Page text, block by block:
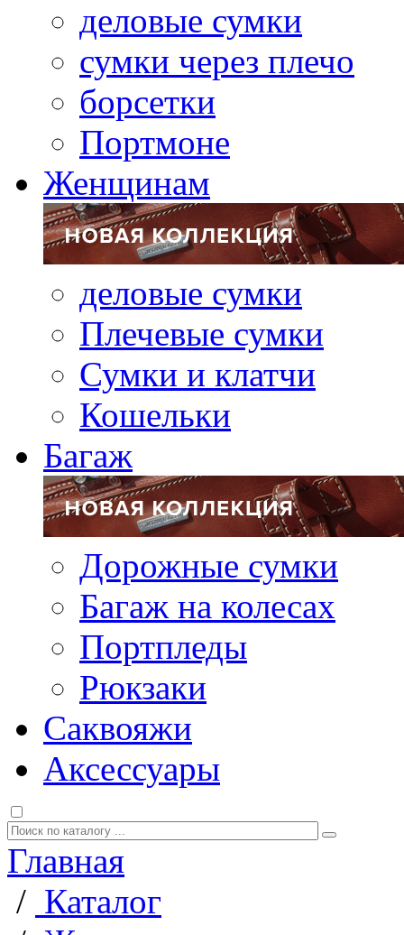
деловые сумки
сумки через плечо
борсетки
Портмоне
Женщинам
деловые сумки
Плечевые сумки
Сумки и клатчи
Кошельки
Багаж
Дорожные сумки
Багаж на колесах
Портпледы
Рюкзаки
Саквояжи
Аксессуары
Главная
/ Каталог